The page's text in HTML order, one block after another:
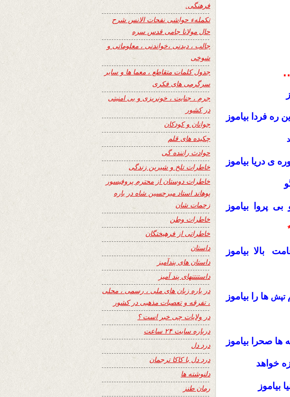
ره فردا بیاموز
ی دریا بیاموز
بی پروا بیاموز
بالا بیاموز
تپش ها را بیاموز
صحرا بیاموز
خواهد
فرهنگی.
تکملهء حواشی نفحات الانس شرح
حال مولانا جامی قدس سره
جالب ، دیدنی ،خواندنی ، معلوماتی و
شوخی
جدول کلمات متقاطع ، معما ها و سایر
سرگرمی های فکری
جرم ، جنایت ، خونریزی و بی امنیتی
در کشور
جوانان و کودکان
چکیده های قلم
حوادث راننده گی
خاطرات تلخ و شیرین زندگی
خاطرات دوستان از محترم پروفیسور
پوهاند استاد میرحسین شاه در باره
زحمات شان
خاطرات وطن
خاطراتی از فرهیختگان
داستان
داستان های پندآمیز
داستنتنهای پند آمیز
در باره زبان های ملی ، رسمی ، محلی
، تفرقه و تعصبات مذهبی در کشور
در ولایات چی خبر است ؟
درباره سایت ۲۴ ساعت
درد دل
درد دل با کاکا ترجمان
دلنوشته ها
رمان طنز